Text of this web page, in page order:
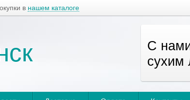
в нашем каталоге
С
сухим